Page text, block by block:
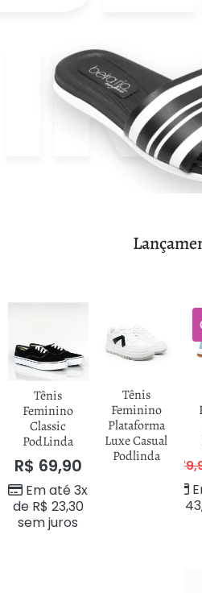
Tênis
Feminino
Classic
PodLinda
R$ 69,90
Em até 3x
de R$ 23,30
sem juros
Tênis
Feminino
Plataforma
Luxe Casual
Podlinda
R$